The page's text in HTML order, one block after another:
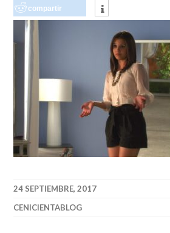
compartir
24 SEPTIEMBRE, 2017
CENICIENTABLOG